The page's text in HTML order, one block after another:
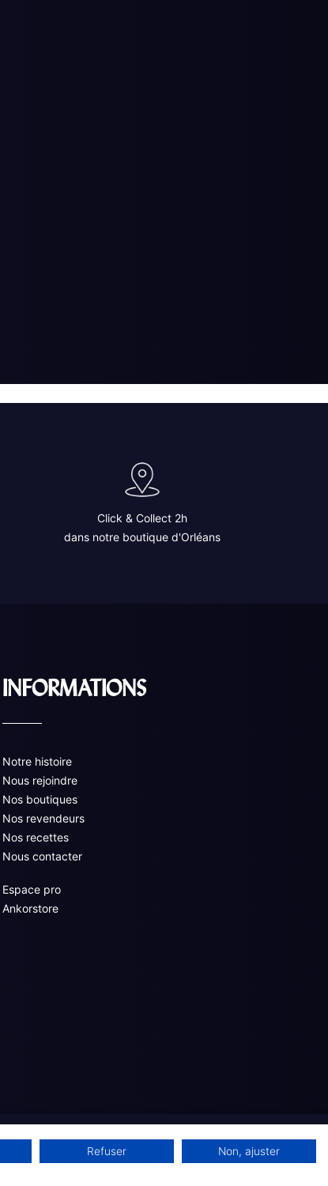
Click & Collect 2h
dans notre boutique d'Orléans
INFORMATIONS
Notre histoire
Nous rejoindre
Nos boutiques
Nos revendeurs
Nos recettes
Nous contacter
Espace pro
Ankorstore
Refuser Non, ajuster